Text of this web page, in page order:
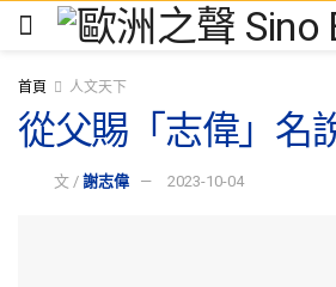
首頁 人文天下
從父賜「志偉」名
文 / 謝志偉 2023-10-04